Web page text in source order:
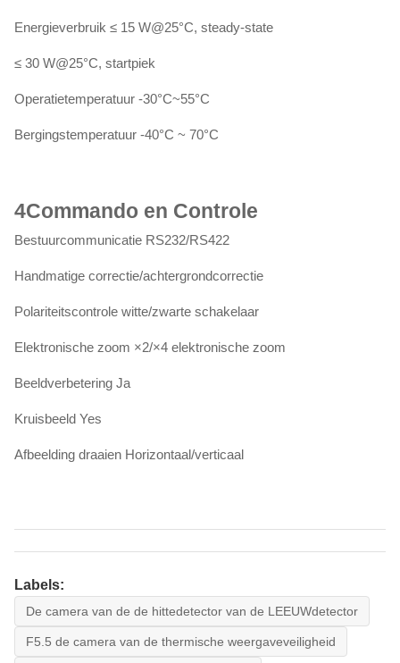
Energieverbruik ≤ 15 W@25°C, steady-state
≤ 30 W@25°C, startpiek
Operatietemperatuur -30°C~55°C
Bergingstemperatuur -40°C ~ 70°C
4Commando en Controle
Bestuurcommunicatie RS232/RS422
Handmatige correctie/achtergrondcorrectie
Polariteitscontrole witte/zwarte schakelaar
Elektronische zoom ×2/×4 elektronische zoom
Beeldverbetering Ja
Kruisbeeld Yes
Afbeelding draaien Horizontaal/verticaal
Labels:
De camera van de de hittedetector van de LEEUWdetector
F5.5 de camera van de thermische weergaveveiligheid